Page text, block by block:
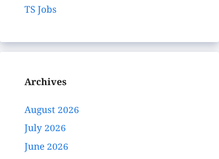
TS Jobs
Archives
August 2026
July 2026
June 2026